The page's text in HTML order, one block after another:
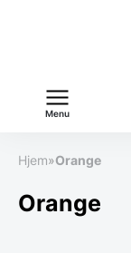
Menu
Hjem»Orange
Orange